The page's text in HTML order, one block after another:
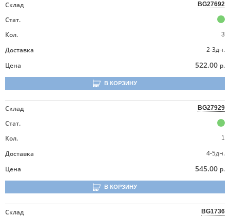
Склад BG27692
Стат.
Кол.
3
Доставка
2-3дн.
Цена
522.00 р.
В КОРЗИНУ
Склад BG27929
Стат.
Кол.
1
Доставка
4-5дн.
Цена
545.00 р.
В КОРЗИНУ
Склад BG1736